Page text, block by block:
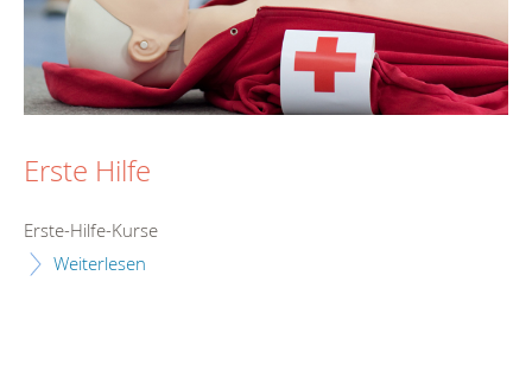
Erste Hilfe
Erste-Hilfe-Kurse
Weiterlesen